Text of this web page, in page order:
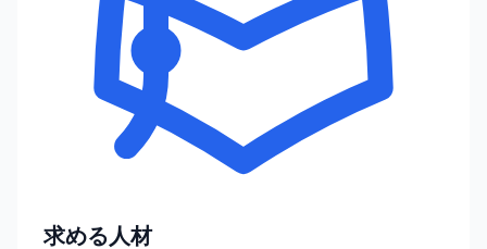
求める人材